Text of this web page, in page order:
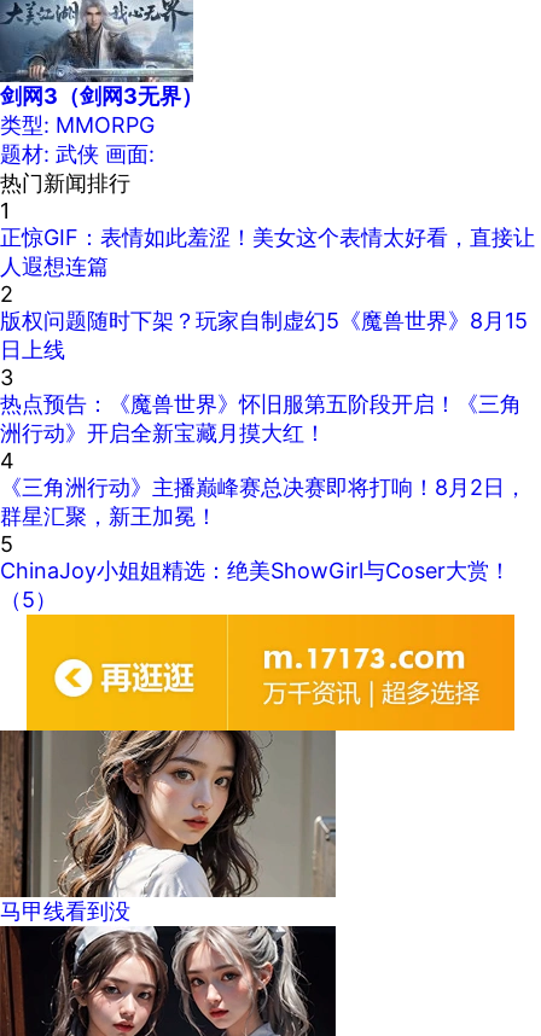
剑网3（剑网3无界）
类型: MMORPG
题材: 武侠 画面:
热门新闻排行
1
正惊GIF：表情如此羞涩！美女这个表情太好看，直接让
人遐想连篇
2
版权问题随时下架？玩家自制虚幻5《魔兽世界》8月15
日上线
3
热点预告：《魔兽世界》怀旧服第五阶段开启！《三角
洲行动》开启全新宝藏月摸大红！
4
《三角洲行动》主播巅峰赛总决赛即将打响！8月2日，
群星汇聚，新王加冕！
5
ChinaJoy小姐姐精选：绝美ShowGirl与Coser大赏！
（5）
马甲线看到没